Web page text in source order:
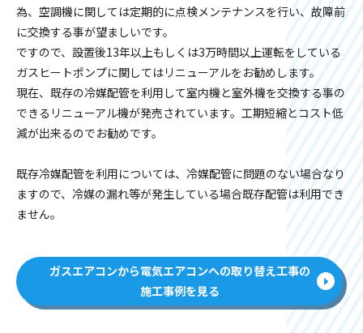
為、空調機に関しては定期的に点検メンテナンスを行い、故障前
に交換する事が望ましいです。
ですので、設置後13年以上もしくは3万時間以上運転をしている
ガスヒートポンプに関してはリニューアルをお勧めします。
現在、既存の冷媒配管を利用して室内機と室外機を交換する事の
できるリニューアル機が発売されています。工期短縮とコスト低
減が出来るのでお勧めです。
既存冷媒配管を利用については、冷媒配管に問題のない場合なり
ますので、冷媒の漏れ等が発生している場合既存配管は利用でき
ません。
ガスエアコンから電気エアコンへの取り替え工事の
施工事例を見る